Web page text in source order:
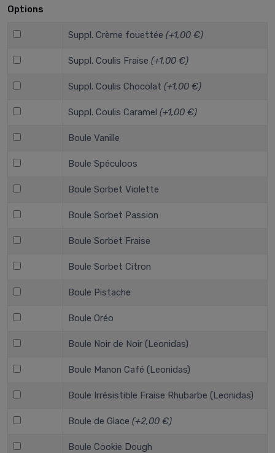
Options
Suppl. Crème fouettée (+1,00 €)
Suppl. Coulis Fraise (+1,00 €)
Suppl. Coulis Chocolat (+1,00 €)
Suppl. Coulis Caramel (+1,00 €)
Boule Vanille
Boule Spéculoos
Boule Sorbet Violette
Boule Sorbet Passion
Boule Sorbet Fraise
Boule Sorbet Citron
Boule Pistache
Boule Oréo
Boule Noir de Noir (Leonidas)
Boule Manon Café (Leonidas)
Boule Irrésistible Fraise Rhubarbe (Leonidas)
Boule de Glace (+2,00 €)
Boule Cookie Dough